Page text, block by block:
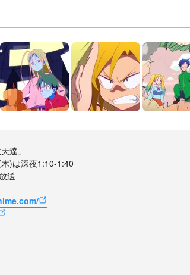
達」
)は深夜1:10-1:40
送